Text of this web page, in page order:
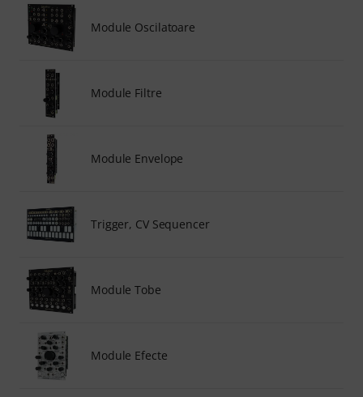
Module Oscilatoare
Module Filtre
Module Envelope
Trigger, CV Sequencer
Module Tobe
Module Efecte